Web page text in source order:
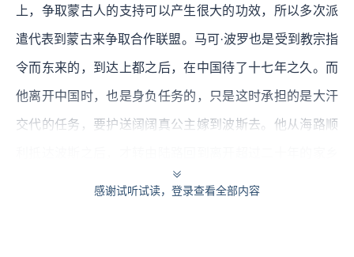
上，争取蒙古人的支持可以产生很大的功效，所以多次派
遣代表到蒙古来争取合作联盟。马可·波罗也是受到教宗指
令而东来的，到达上都之后，在中国待了十七年之久。而
他离开中国时，也是身负任务的，只是这时承担的是大汗
交代的任务，要护送阔阔真公主嫁到波斯去。他从海路顺
感谢试听试读，登录查看全部内容